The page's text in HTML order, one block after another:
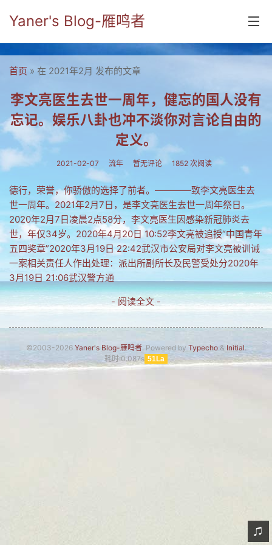
Yaner's Blog-雁鸣者
首页
分类
yaner online
毕业留言册
流年
五笔难啊
流行.时代.天下
网络新事物
收藏.经典
网友情怀
链接
归档
首页 » 在 2021年2月 发布的文章
李文亮医生去世一周年，健忘的国人没有
忘记。娱乐八卦也冲不淡你对言论自由的
定义。
2021-02-07 流年 暂无评论 1852 次阅读
德行，荣誉，你骄傲的选择了前者。————致李文亮医生去
世一周年。2021年2月7日，是李文亮医生去世一周年祭日。
2020年2月7日凌晨2点58分，李文亮医生因感染新冠肺炎去
世，年仅34岁。2020年4月20日 10:52李文亮被追授“中国青年
五四奖章”2020年3月19日 22:42武汉市公安局对李文亮被训诫
一案相关责任人作出处理：派出所副所长及民警受处分2020年
3月19日 21:06武汉警方通
- 阅读全文 -
©2003-2026 Yaner's Blog-雁鸣者. Powered by Typecho& Initial.
耗时:0.087s 51La